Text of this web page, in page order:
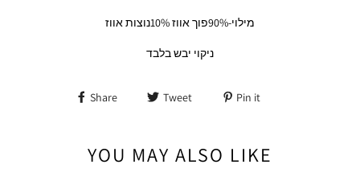
מילוי-90%פוך אווז 10%נוצות אווז
ניקוי יבש בלבד
Share Tweet Pin it
YOU MAY ALSO LIKE